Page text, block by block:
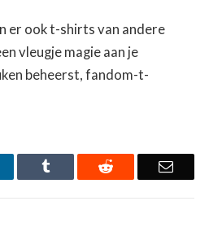
er ook t-shirts van andere
vleugje magie aan je
beheerst, fandom-t-
Tumblr Reddit Email